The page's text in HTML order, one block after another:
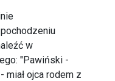
w
"Pawiński -
miał ojca rodem z